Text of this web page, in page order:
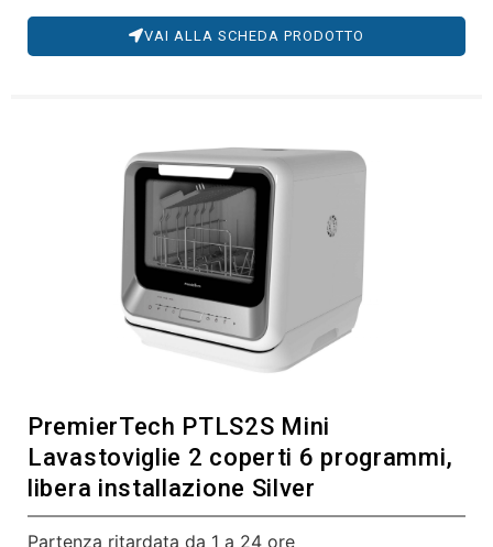
VAI ALLA SCHEDA PRODOTTO
PremierTech PTLS2S Mini
Lavastoviglie 2 coperti 6 programmi,
libera installazione Silver
Partenza ritardata da 1 a 24 ore